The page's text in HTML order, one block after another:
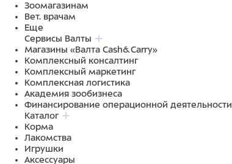
Зоомагазинам
Вет. врачам
Еще
Сервисы Валты
Магазины «Валта Cash&Carry»
Комплексный консалтинг
Комплексный маркетинг
Комплексная логистика
Академия зообизнеса
Финансирование операционной деятельности
Каталог
Корма
Лакомства
Игрушки
Аксессуары